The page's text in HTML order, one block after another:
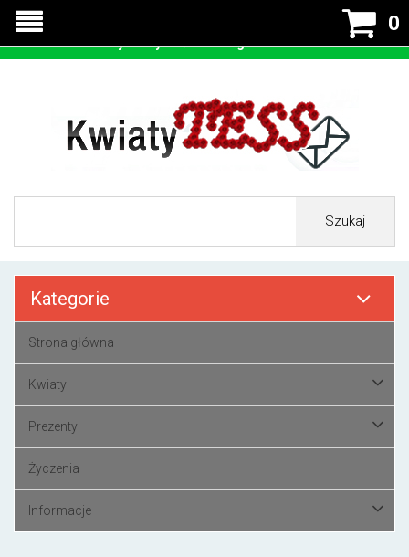
0
Szukaj
Kategorie
Strona główna
Kwiaty
Prezenty
Życzenia
Informacje
Nasza strona korzysta z cookies - czyli tzw ciastek w celu
prawidłowego działania. Zaakceptuj przyjmowanie cookies
aby korzystać z naszego serwisu.